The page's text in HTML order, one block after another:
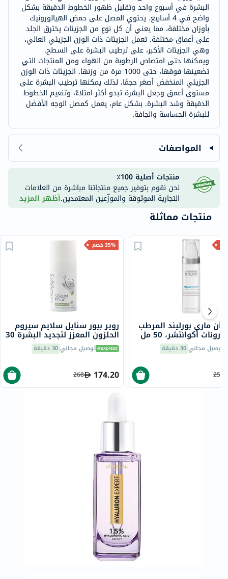
البشرة في أسبوع واحد وتقليل ظهور الخطوط الدقيقة بشكل
واضح في 4 أسابيع. يحتوي المصل على حمض الهيالورونيك
بأوزان مختلفة، مما يعني أن كل نوع من الجزيئات يخترق الجلد
على أعماق مختلفة. تعمل الجزيئات ذات الوزن الجزيئي العالي،
وهي الجزيئات الأكبر، على ترطيب البشرة على السطح.
ويمكنها حتى امتصاص الرطوبة من الهواء ومن المنتجات التي
تضعينها فوقها، حتى 1000 مرة من وزنها. الجزيئات ذات الوزن
الجزيئي المنخفض أصغر حجمًا، لذلك يمكنها ترطيب البشرة على
مستوى أعمق وجعل البشرة تبدو أكثر امتلاءً، وتنعيم الخطوط
الدقيقة وشد البشرة. بشكل عام، يعمل كمصل الوجه الأفضل
للبشرة الحساسة والجافة.
المواصفات
منتجات أصلية 100٪
نحن نقوم بتوفير جميع منتجاتنا مباشرة من العلامات
التجارية الموثوقة والموزّعين المعتمدين.أظهر المزيد
منتجات مماثلة
35% خصم
روير بيور سنايل سلايم سيروم
الحلزون المعزز لتجديد البشرة 30
مل توصيل مجاني 30 دقيقة
174.20
268
آن ماري بورليند المرطب
أكوانتشر، 50 مل
توصيل مجاني30 دقيقة
255